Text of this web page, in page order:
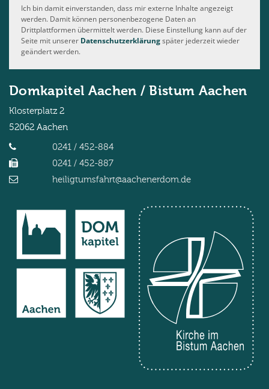
Ich bin damit einverstanden, dass mir externe Inhalte angezeigt
werden. Damit können personenbezogene Daten an
Drittplattformen übermittelt werden. Diese Einstellung kann auf der
Seite mit unserer Datenschutzerklärungspäter jederzeit wieder
geändert werden.
Domkapitel Aachen / Bistum Aachen
Klosterplatz 2
52062 Aachen
0241 / 452-884
0241 / 452-887
heiligtumsfahrt@aachenerdom.de